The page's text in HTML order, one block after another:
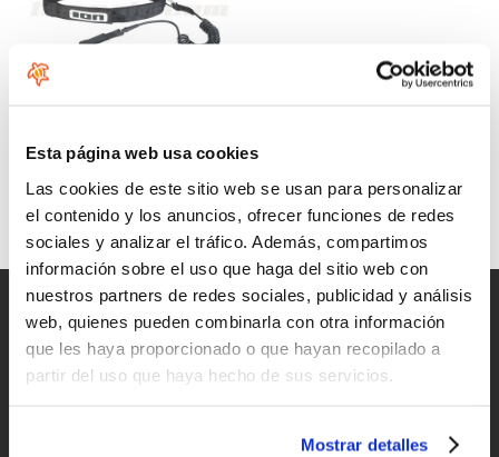
Esta página web usa cookies
Las cookies de este sitio web se usan para personalizar
el contenido y los anuncios, ofrecer funciones de redes
sociales y analizar el tráfico. Además, compartimos
información sobre el uso que haga del sitio web con
nuestros partners de redes sociales, publicidad y análisis
web, quienes pueden combinarla con otra información
que les haya proporcionado o que hayan recopilado a
partir del uso que haya hecho de sus servicios.
Mostrar detalles
Coiled Hip
€79.99
Entregas rápidas
para España y Portugal